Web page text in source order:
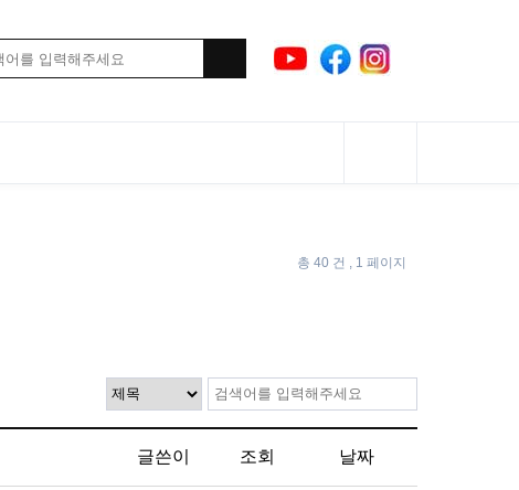
총 40 건 , 1 페이지
글쓴이 조회 날짜